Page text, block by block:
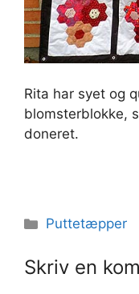
Rita har syet og
blomsterblokke,
doneret.
Kategorier
Puttetæpper
Skriv en